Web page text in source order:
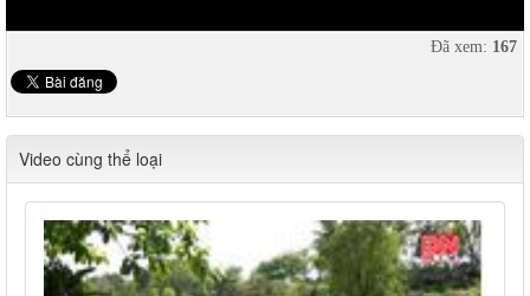
Đã xem: 167
Video cùng thể loại